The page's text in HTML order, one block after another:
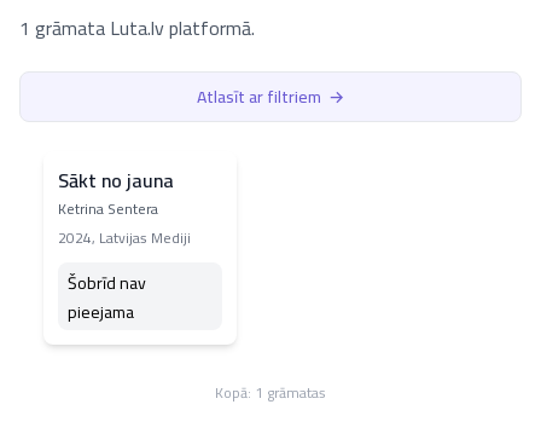
1 grāmata Luta.lv platformā.
Atlasīt ar filtriem →
Sākt no jauna
Ketrina Sentera
2024, Latvijas Mediji
Šobrīd nav
pieejama
Kopā: 1 grāmatas